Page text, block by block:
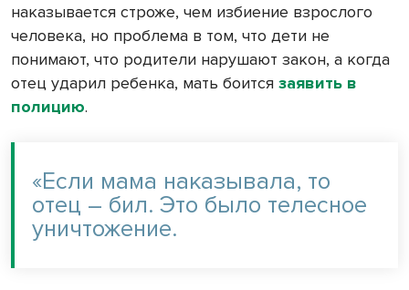
наказывается строже, чем избиение взрослого
человека, но проблема в том, что дети не
понимают, что родители нарушают закон, а когда
отец ударил ребенка, мать боится заявить в
полицию.
«Если мама наказывала, то
отец – бил. Это было телесное
уничтожение.